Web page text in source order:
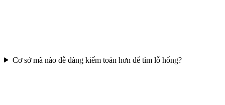
Cơ sở mã nào dễ dàng kiểm toán hơn để tìm lỗ hổng?